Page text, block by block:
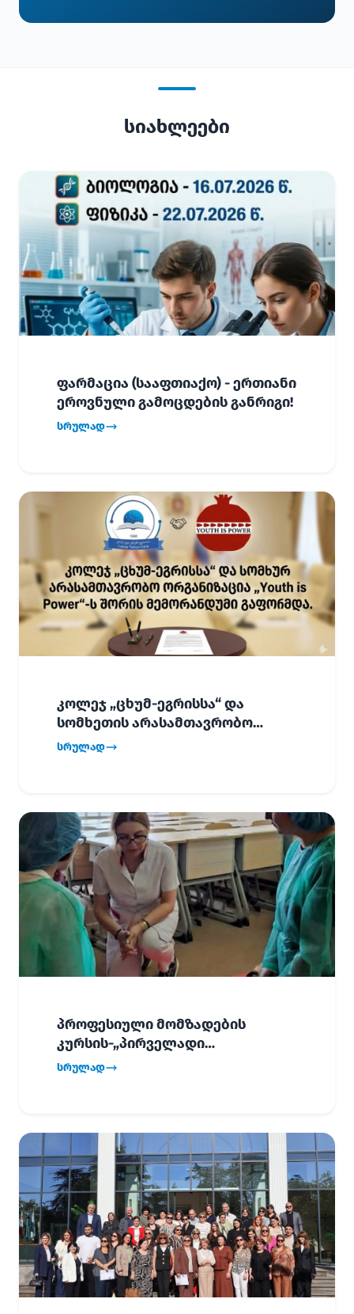
სიახლეები
ფარმაცია (სააფთიაქო) - ერთიანი
ეროვნული გამოცდების განრიგი!
სრულად
კოლეჯ „ცხუმ-ეგრისსა“ და
სომხეთის არასამთავრობო
ორგანიზაცია „Youth is Power“-ს
სრულად
პროფესიული მომზადების
კურსის-„პირველადი
გადაუდებელი დახმარება“,
სრულად